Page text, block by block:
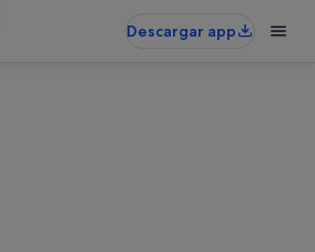
Descargar app